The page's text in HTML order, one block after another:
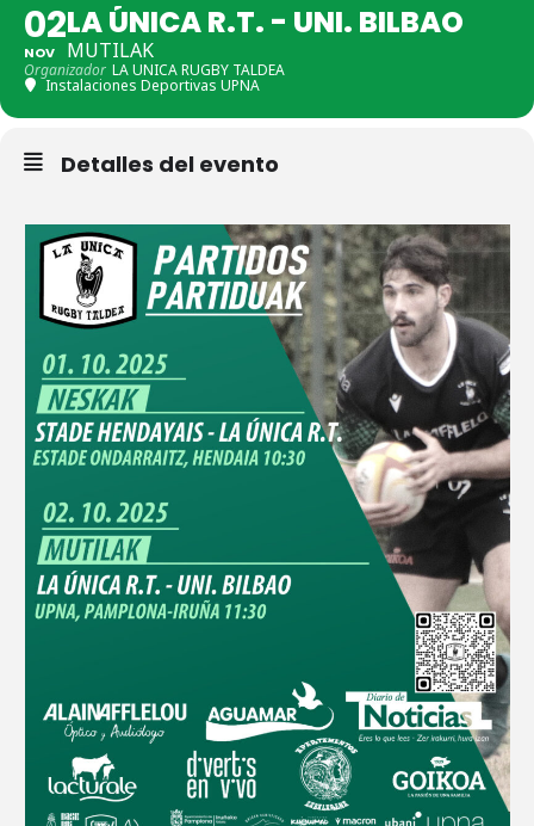
02
NOV
LA ÚNICA R.T. - UNI. BILBAO
MUTILAK
Organizador LA UNICA RUGBY TALDEA
Instalaciones Deportivas UPNA
Detalles del evento